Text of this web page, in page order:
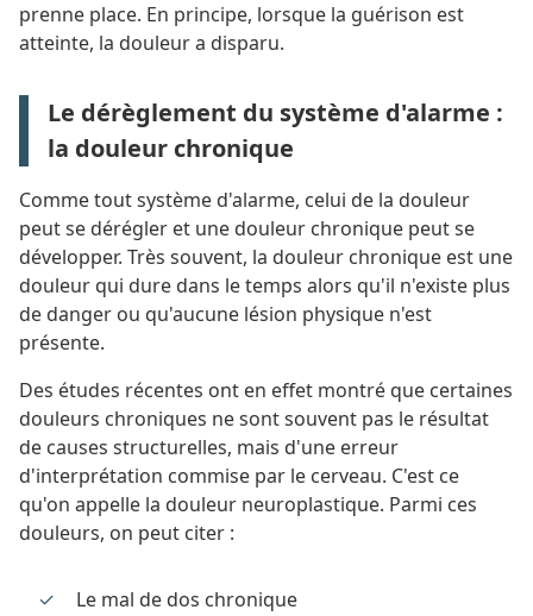
prenne place. En principe, lorsque la guérison est
atteinte, la douleur a disparu.
Le dérèglement du système d'alarme :
la douleur chronique
Comme tout système d'alarme, celui de la douleur
peut se dérégler et une douleur chronique peut se
développer. Très souvent, la douleur chronique est une
douleur qui dure dans le temps alors qu'il n'existe plus
de danger ou qu'aucune lésion physique n'est
présente.
Des études récentes ont en effet montré que certaines
douleurs chroniques ne sont souvent pas le résultat
de causes structurelles, mais d'une erreur
d'interprétation commise par le cerveau. C'est ce
qu'on appelle la douleur neuroplastique. Parmi ces
douleurs, on peut citer :
Le mal de dos chronique